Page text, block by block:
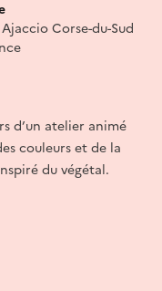
Corse-du-Sud
d’un atelier animé
couleurs et de la
du végétal.